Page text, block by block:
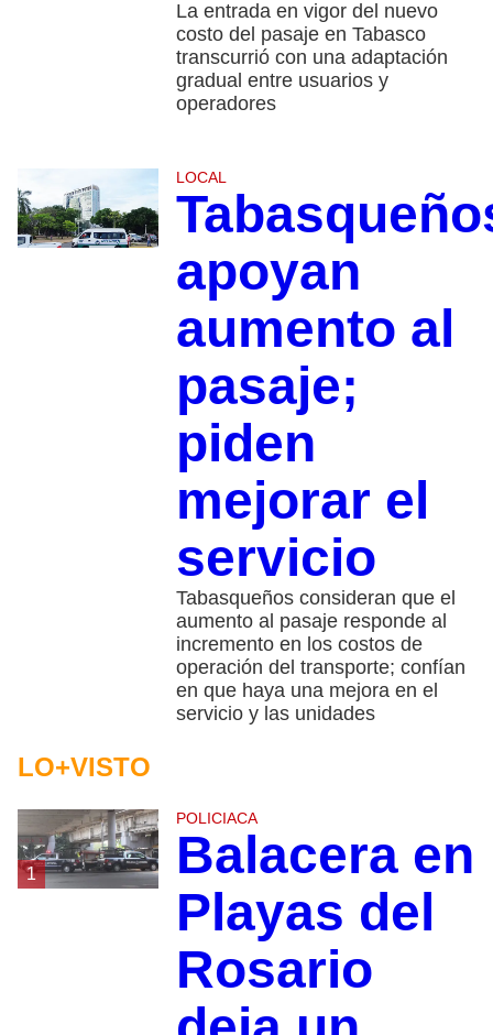
La entrada en vigor del nuevo
costo del pasaje en Tabasco
transcurrió con una adaptación
gradual entre usuarios y
operadores
LOCAL
apoyan
aumento al
pasaje;
piden
mejorar el
servicio
Tabasqueños consideran que el
aumento al pasaje responde al
incremento en los costos de
operación del transporte; confían
en que haya una mejora en el
servicio y las unidades
LO+VISTO
1
POLICIACA
Balacera en
Playas del
Rosario